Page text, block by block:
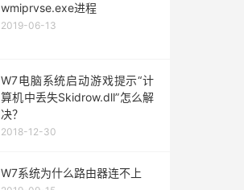
wmiprvse.exe进程
2019-06-13
W7电脑系统启动游戏提示“计
算机中丢失Skidrow.dll”怎么解
决？
2018-12-30
W7系统为什么路由器连不上